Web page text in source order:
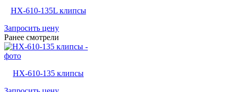
HX-610-135L клипсы
Запросить цену
Ранее смотрели
HX-610-135 клипсы